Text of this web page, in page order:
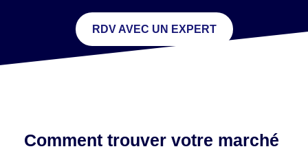
RDV AVEC UN EXPERT
Comment trouver votre marché